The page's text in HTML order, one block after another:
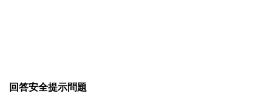
回答安全提示問題